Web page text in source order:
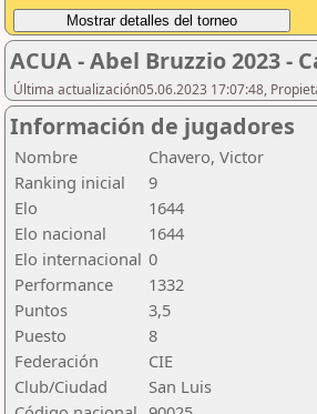
ACUA - Abel Bruzzio 2023 -
Última actualización05.06.2023 17:07:48,
Información de jugadores
Nombre
Chavero, Victor
Ranking inicial
9
Elo
1644
Elo nacional
1644
Elo internacional 0
Performance
1332
Puntos
3,5
Puesto
8
Federación
CIE
Club/Ciudad
San Luis